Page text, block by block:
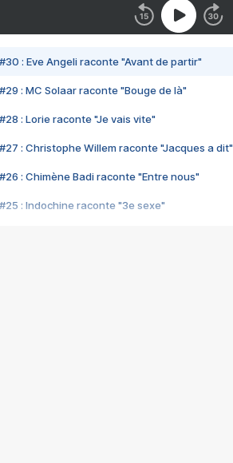
#30 : Eve Angeli raconte "Avant de partir"
#29 : MC Solaar raconte "Bouge de là"
#28 : Lorie raconte "Je vais vite"
#27 : Christophe Willem raconte "Jacques a dit"
#26 : Chimène Badi raconte "Entre nous"
#25 : Indochine raconte "3e sexe"